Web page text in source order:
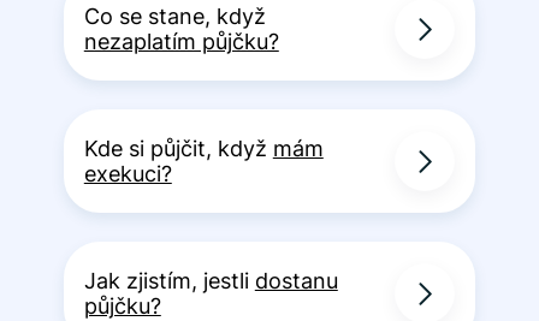
Co se stane, když
nezaplatím půjčku?
Kde si půjčit, když mám
exekuci?
Jak zjistím, jestli dostanu
půjčku?